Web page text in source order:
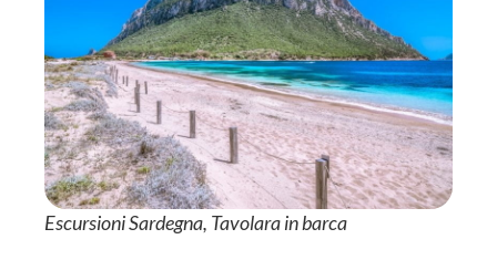
Escursioni Sardegna, Tavolara in barca